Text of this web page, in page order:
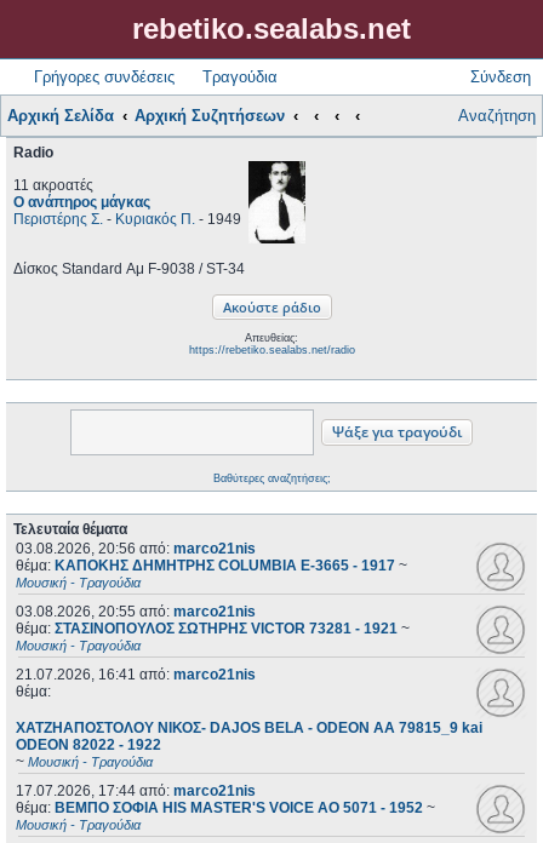
rebetiko.sealabs.net
Γρήγορες συνδέσεις Τραγούδια Σύνδεση
Αρχική Σελίδα Αρχική Συζητήσεων Αναζήτηση
Radio
11 ακροατές
Ο ανάπηρος μάγκας
Περιστέρης Σ. - Κυριακός Π. - 1949
Δίσκος Standard Αμ F-9038 / ST-34
Απευθείας:
https://rebetiko.sealabs.net/radio
Βαθύτερες αναζητήσεις;
Τελευταία θέματα
03.08.2026, 20:56 από: marco21nis
θέμα: ΚΑΠΟΚΗΣ ΔΗΜΗΤΡΗΣ COLUMBIA E-3665 - 1917 ~
Μουσική - Τραγούδια
03.08.2026, 20:55 από: marco21nis
θέμα: ΣΤΑΣΙΝΟΠΟΥΛΟΣ ΣΩΤΗΡΗΣ VICTOR 73281 - 1921 ~
Μουσική - Τραγούδια
21.07.2026, 16:41 από: marco21nis
θέμα:
ΧΑΤΖΗΑΠΟΣΤΟΛΟΥ ΝΙΚΟΣ- DAJOS BELA - ODEON AA 79815_9 kai
ODEON 82022 - 1922
~ Μουσική - Τραγούδια
17.07.2026, 17:44 από: marco21nis
θέμα: ΒΕΜΠΟ ΣΟΦΙΑ HIS MASTER'S VOICE AO 5071 - 1952 ~
Μουσική - Τραγούδια